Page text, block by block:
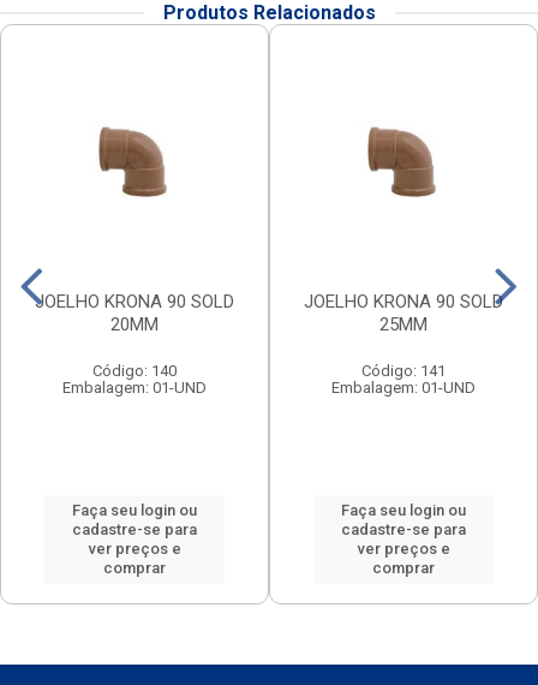
Produtos Relacionados
JOELHO KRONA 90 SOLD
20MM
Código: 140
Embalagem: 01-UND
Faça seu login ou
cadastre-se para
ver preços e
comprar
JOELHO KRONA 90 SOLD
25MM
Código: 141
Embalagem: 01-UND
Faça seu login ou
cadastre-se para
ver preços e
comprar